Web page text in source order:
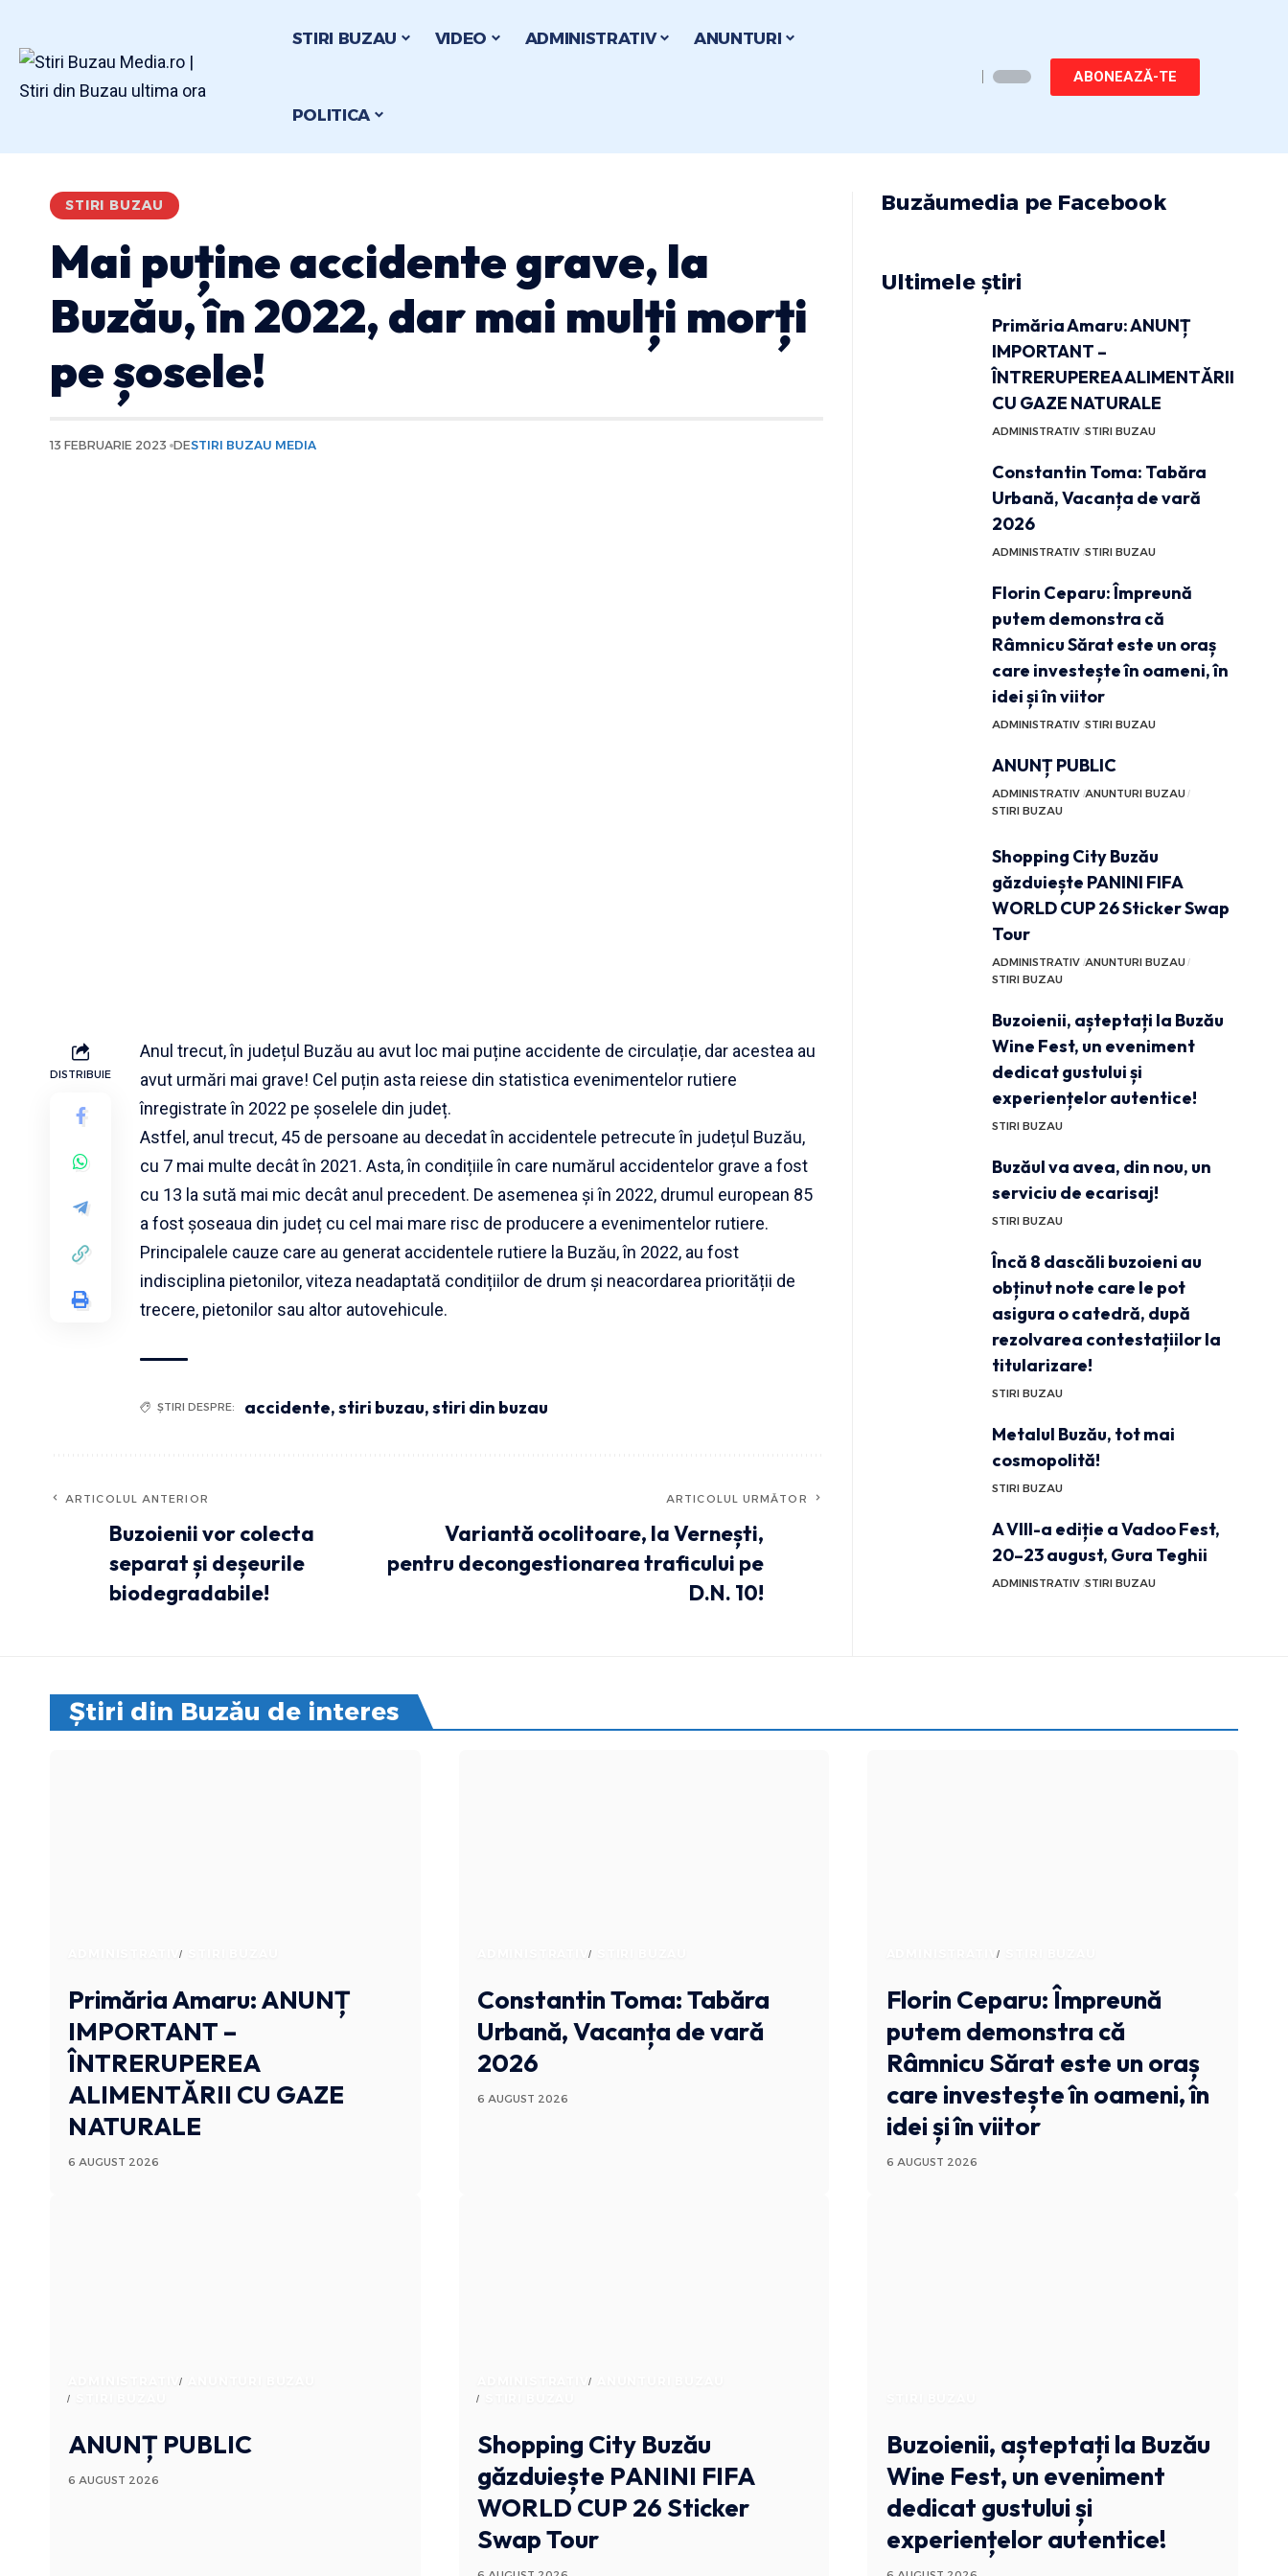
STIRI BUZAU VIDEO ADMINISTRATIV ANUNTURI
POLITICA
ABONEAZĂ-TE
STIRI BUZAU
Mai puține accidente grave, la
Buzău, în 2022, dar mai mulți morți
pe șosele!
13 FEBRUARIE 2023 DESTIRI BUZAU MEDIA
DISTRIBUIE
Anul trecut, în județul Buzău au avut loc mai puține accidente de circulație, dar acestea au
avut urmări mai grave! Cel puțin asta reiese din statistica evenimentelor rutiere
înregistrate în 2022 pe șoselele din județ.
Astfel, anul trecut, 45 de persoane au decedat în accidentele petrecute în județul Buzău,
cu 7 mai multe decât în 2021. Asta, în condițiile în care numărul accidentelor grave a fost
cu 13 la sută mai mic decât anul precedent. De asemenea și în 2022, drumul european 85
a fost șoseaua din județ cu cel mai mare risc de producere a evenimentelor rutiere.
Principalele cauze care au generat accidentele rutiere la Buzău, în 2022, au fost
indisciplina pietonilor, viteza neadaptată condițiilor de drum și neacordarea priorității de
trecere, pietonilor sau altor autovehicule.
ȘTIRI DESPRE: accidente,stiri buzau,stiri din buzau
ARTICOLUL ANTERIOR
Buzoienii vor colecta
separat și deșeurile
biodegradabile!
ARTICOLUL URMĂTOR
Variantă ocolitoare, la Vernești,
pentru decongestionarea traficului pe
D.N. 10!
Buzăumedia pe Facebook
Ultimele știri
Primăria Amaru: ANUNȚ
IMPORTANT –
ÎNTRERUPEREA ALIMENTĂRII
CU GAZE NATURALE
ADMINISTRATIV STIRI BUZAU
Constantin Toma: Tabăra
Urbană, Vacanța de vară
2026
ADMINISTRATIV STIRI BUZAU
Florin Ceparu: Împreună
putem demonstra că
Râmnicu Sărat este un oraș
care investește în oameni, în
idei și în viitor
ADMINISTRATIV STIRI BUZAU
ANUNȚ PUBLIC
ADMINISTRATIV ANUNTURI BUZAU
STIRI BUZAU
Shopping City Buzău
găzduiește PANINI FIFA
WORLD CUP 26 Sticker Swap
Tour
ADMINISTRATIV ANUNTURI BUZAU
STIRI BUZAU
Buzoienii, așteptați la Buzău
Wine Fest, un eveniment
dedicat gustului și
experiențelor autentice!
STIRI BUZAU
Buzăul va avea, din nou, un
serviciu de ecarisaj!
STIRI BUZAU
Încă 8 dascăli buzoieni au
obținut note care le pot
asigura o catedră, după
rezolvarea contestațiilor la
titularizare!
STIRI BUZAU
Metalul Buzău, tot mai
cosmopolită!
STIRI BUZAU
A VIII-a ediție a Vadoo Fest,
20–23 august, Gura Teghii
ADMINISTRATIV STIRI BUZAU
Știri din Buzău de interes
ADMINISTRATIV
Primăria Amaru: ANUNȚ
IMPORTANT –
ÎNTRERUPEREA
ALIMENTĂRII CU GAZE
NATURALE
6 AUGUST 2026
ADMINISTRATIV
Constantin Toma: Tabăra
Urbană, Vacanța de vară
2026
6 AUGUST 2026
ADMINISTRATIV
Florin Ceparu: Împreună
putem demonstra că
Râmnicu Sărat este un oraș
care investește în oameni, în
idei și în viitor
6 AUGUST 2026
ADMINISTRATIV
ANUNȚ PUBLIC
6 AUGUST 2026
ADMINISTRATIV
Shopping City Buzău
găzduiește PANINI FIFA
WORLD CUP 26 Sticker
Swap Tour
Buzoienii, așteptați la Buzău
Wine Fest, un eveniment
dedicat gustului și
experiențelor autentice!